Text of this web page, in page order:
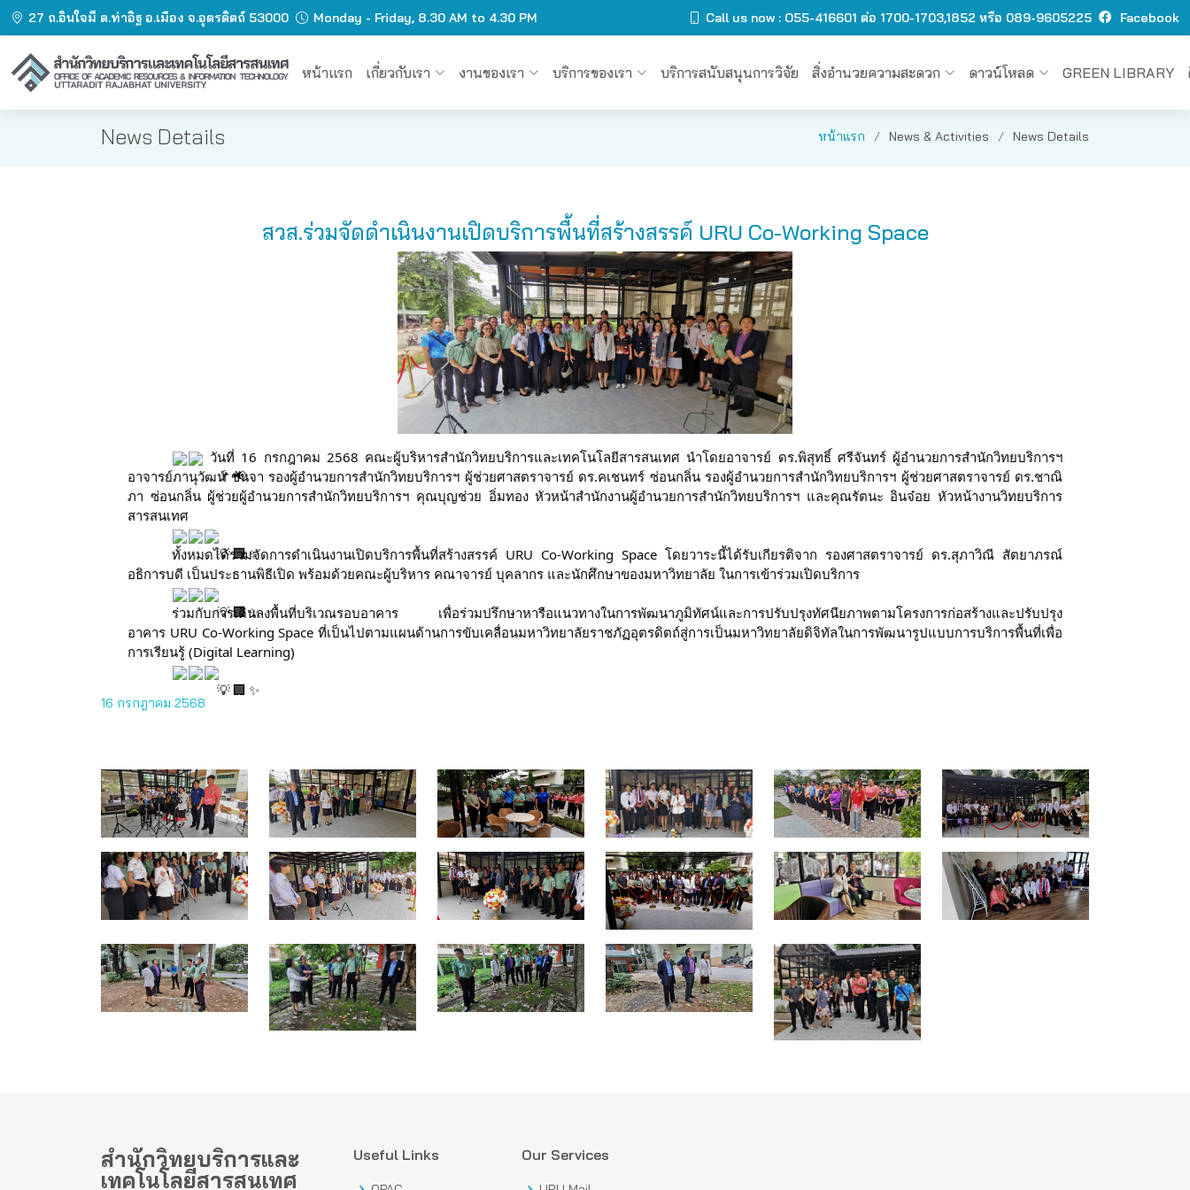
27 ถ.อินใจมี ต.ท่าอิฐ อ.เมือง จ.อุตรดิตถ์ 53000 Monday - Friday, 8.30 AM to 4.30 PM Call us now : O55-416601 ต่อ 1700-1703,1852 หรือ 089-9605225 Facebook
หน้าแรก เกี่ยวกับเรา งานของเรา บริการของเรา บริการสนับสนุนการวิจัย สิ่งอำนวยความสะดวก ดาวน์โหลด GREEN LIBRARY
News Details หน้าแรก News & Activities News Details
สวส.ร่วมจัดดำเนินงานเปิดบริการพื้นที่สร้างสรรค์ URU Co-Working Space
วันที่ 16 กรกฎาคม 2568 คณะผู้บริหารสำนักวิทยบริการและเทคโนโลยีสารสนเทศ นำโดยอาจารย์ ดร.พิสุทธิ์ ศรีจันทร์ ผู้อำนวยการสำนักวิทยบริการฯ
อาจารย์ภานุวัฒน์ ขันจา รองผู้อำนวยการสำนักวิทยบริการฯ ผู้ช่วยศาสตราจารย์ ดร.คเชนทร์ ซ่อนกลิ่น รองผู้อำนวยการสำนักวิทยบริการฯ ผู้ช่วยศาสตราจารย์ ดร.ชาณิ
ภา ซ่อนกลิ่น ผู้ช่วยผู้อำนวยการสำนักวิทยบริการฯ คุณบุญช่วย อิ่มทอง หัวหน้าสำนักงานผู้อำนวยการสำนักวิทยบริการฯ และคุณรัตนะ อินจ๋อย หัวหน้างานวิทยบริการ
สารสนเทศ
ทั้งหมดได้ร่วมจัดการดำเนินงานเปิดบริการพื้นที่สร้างสรรค์ URU Co-Working Space โดยวาระนี้ได้รับเกียรติจาก รองศาสตราจารย์ ดร.สุภาวิณี สัตยาภรณ์
อธิการบดี เป็นประธานพิธีเปิด พร้อมด้วยคณะผู้บริหาร คณาจารย์ บุคลากร และนักศึกษาของมหาวิทยาลัย ในการเข้าร่วมเปิดบริการ
ร่วมกับการเดินลงพื้นที่บริเวณรอบอาคาร เพื่อร่วมปรึกษาหารือแนวทางในการพัฒนาภูมิทัศน์และการปรับปรุงทัศนียภาพตามโครงการก่อสร้างและปรับปรุง
อาคาร URU Co-Working Space ที่เป็นไปตามแผนด้านการขับเคลื่อนมหาวิทยาลัยราชภัฏอุตรดิตถ์สู่การเป็นมหาวิทยาลัยดิจิทัลในการพัฒนารูปแบบการบริการพื้นที่เพื่อ
การเรียนรู้ (Digital Learning)
16 กรกฎาคม 2568
สำนักวิทยบริการและ
เทคโนโลยีสารสนเทศ
Useful Links Our Services